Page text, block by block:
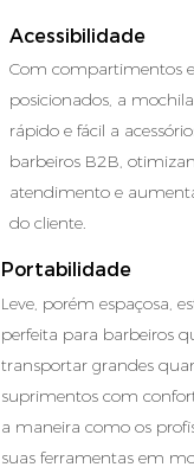
Acessibilidade
Com compartimentos
posicionados, a
rápido e fácil a
barbeiros B2B,
atendimento e
do cliente.
Portabilidade
Leve, porém espaçosa,
perfeita para barbeiros
transportar grandes
suprimentos com
a maneira como os
suas ferramentas em